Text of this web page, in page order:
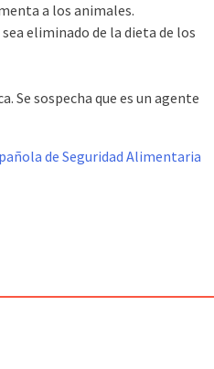
a los animales.
eliminado de la dieta de los
Se sospecha que es un agente
de Seguridad Alimentaria